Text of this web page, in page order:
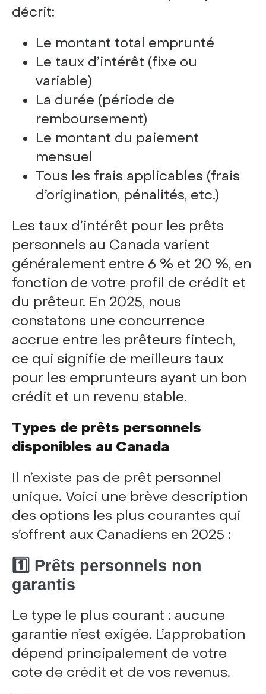
décrit:
Le montant total emprunté
Le taux d’intérêt (fixe ou
variable)
La durée (période de
remboursement)
Le montant du paiement
mensuel
Tous les frais applicables (frais
d’origination, pénalités, etc.)
Les taux d’intérêt pour les prêts
personnels au Canada varient
généralement entre 6 % et 20 %, en
fonction de votre profil de crédit et
du prêteur. En 2025, nous
constatons une concurrence
accrue entre les prêteurs fintech,
ce qui signifie de meilleurs taux
pour les emprunteurs ayant un bon
crédit et un revenu stable.
Types de prêts personnels
disponibles au Canada
Il n’existe pas de prêt personnel
unique. Voici une brève description
des options les plus courantes qui
s’offrent aux Canadiens en 2025 :
1️⃣ Prêts personnels non
garantis
Le type le plus courant : aucune
garantie n’est exigée. L’approbation
dépend principalement de votre
cote de crédit et de vos revenus.